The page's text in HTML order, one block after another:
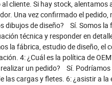
cliente. Si hay stock,
Una vez confirmado el
dibujos de diseño? Sí. Somos
técnica y responder en
la fábrica, estudio de diseño, el
4: ¿Cuál es la política de
un pedido? Sí.
las cargas y fletes. 6: ¿asistir a